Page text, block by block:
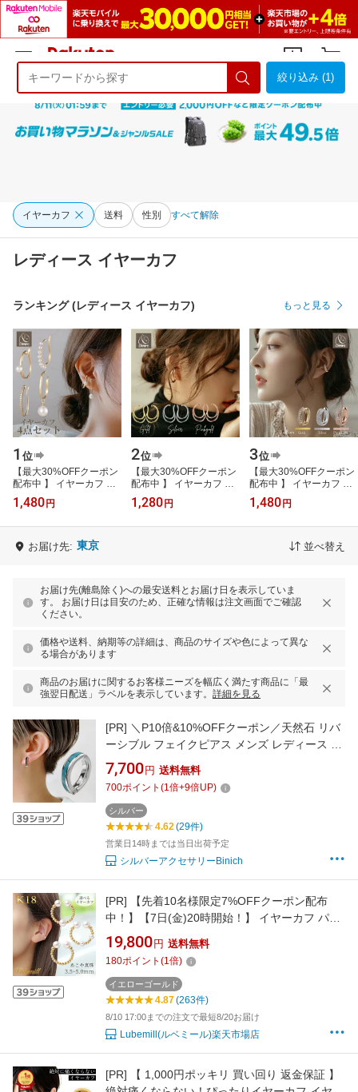
ようこそ 楽天市場へ ログイン
絞り込み (1)
イヤーカフ 送料 性別 すべて解除
レディース イヤーカフ
ランキング (レディース イヤーカフ) もっと見る
1 位
【最大30%OFFクーポン
配布中 】 イヤーカフ イ
ヤーカフス イヤカフ イ
ヤリング 4点セット 大ぶ
1,480 円
2位
【最大30%OFFクーポン
配布中 】 イヤーカフ イ
ヤーカフス イヤカフ イ
ヤリング 大ぶり 2点セッ
1,280 円
3位
【最大30%OFFクーポン
配布中 】 イヤーカフ イ
ヤーカフス イヤカフ 金
属アレルギー対応 14K ジ
1,480 円
お届け先: 東京 並べ替え
お届け先(離島除く)への最安送料とお届け日を表示していま
す。 お届け日は目安のため、正確な情報は注文画面でご確認
ください。
価格や送料、納期等の詳細は、商品のサイズや色によって異な
る場合があります
商品のお届けに関するお客様ニーズを幅広く満たす商品に「最
強翌日配送」ラベルを表示しています。 詳細を見る
[PR] ＼P10倍&10%OFFクーポン／天然石 リバ
ーシブル フェイクピアス メンズ レディース 片
耳用 シルバー925 ターコイズ オニキス トルコ
石 黒瑪瑙 ノンホール ピアス穴不要 スプリング
バネ式 イヤーカフ イヤークリップ フープ ユニ
セックス ギフト プレゼント bae-3510
7,700 円 送料無料
700ポイント (1倍+9倍UP)
シルバー
4.62(29件)
営業日14時までは当日出荷予定
シルバーアクセサリーBinich
[PR]
【先着10名様限定7%OFFクーポン配布
中！】【7日(金)20時開始！】 イヤーカフ パー
ル 18 金 18k レディース リング あこや真珠 本
真珠 痛くない 落ちない イヤリング イヤーカフ
ス 18金 k18 ノンホール シンプル 女性 入学式
ギフト おしゃれ カジュアル
19,800 円 送料無料
180ポイント (1倍)
イエローゴールド
4.87(263件)
8/10 17:00までの注文で最短8/20お届け
Lubemill(ルベミール)楽天市場店
[PR]
【 1,000円ポッキリ 買い回り 返金保証 】